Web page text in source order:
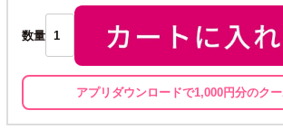
数量
アプリダウンロードで1,000円分のク